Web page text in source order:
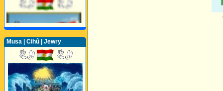
Musa | Cihû | Jewry